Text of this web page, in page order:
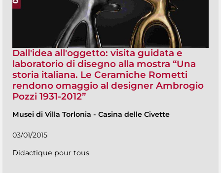
Dall'idea all'oggetto: visita guidata e
laboratorio di disegno alla mostra “Una
storia italiana. Le Ceramiche Rometti
rendono omaggio al designer Ambrogio
Pozzi 1931-2012”
Musei di Villa Torlonia - Casina delle Civette
03/01/2015
Didactique pour tous